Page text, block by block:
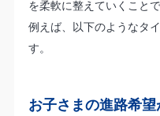
を柔軟に整えていくことで
例えば、以下のようなタ
す。
お子さまの進路希